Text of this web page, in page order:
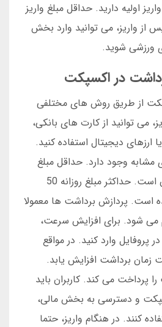
اولیه دارید. حداقل مبلغ واریز
پس از واریز، می توانید وارد بخش
ورزشی شوید.
در اکسپکت
از طریق روش های مختلفی
می توانید از کارت های بانکی،
دیجیتال استفاده کنید.
مشابه وجود دارد. حداقل مبلغ
برداشت 500 هزار تومان است. حداکثر مبلغ روزانه 50
است. پردازش برداشت ها معمولا
انجام می شود. برای افزایش سرعت،
پروفایل وارد کنید. در مواقع
برداشت افزایش یابد.
پرداخت می کند. کاربران باید
و دسترسی به بخش مالی،
کنند. در هنگام واریز، حتما